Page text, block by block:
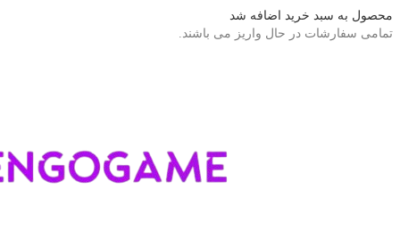
محصول به سبد خرید اضافه شد
تمامی سفارشات در حال واریز می باشند.